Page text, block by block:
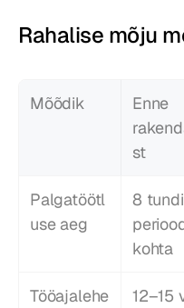
Rahalise mõju
Mõõdik
Enne
st
Palgatöötl
use aeg
8 tundi
kohta
Tööajalehe
12–15